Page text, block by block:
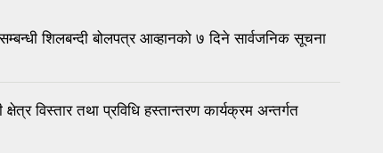
शिलबन्दी बोलपत्र आव्हानको ७ दिने सार्वजनिक सूचना
विस्तार तथा प्रविधि हस्तान्तरण कार्यक्रम अन्तर्गत